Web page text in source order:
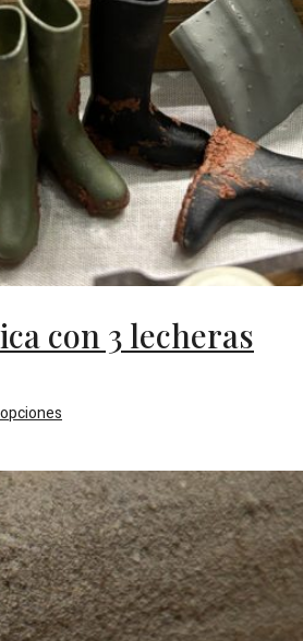
con 3 lecheras
múltiples
variantes.
Las
opciones
se
pueden
elegir